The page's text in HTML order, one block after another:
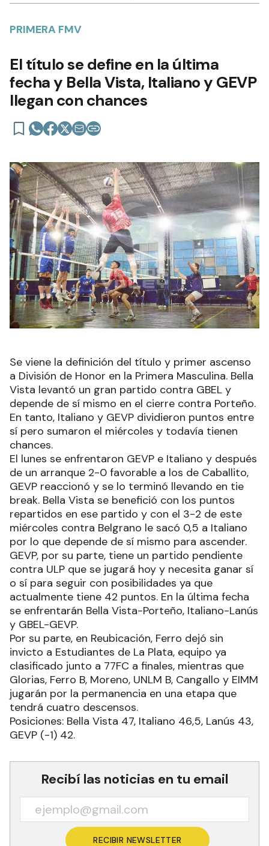
PRIMERA FMV
El título se define en la última
fecha y Bella Vista, Italiano y GEVP
llegan con chances
Se viene la definición del título y primer ascenso
a División de Honor en la Primera Masculina. Bella
Vista levantó un gran partido contra GBEL y
depende de sí mismo en el cierre contra Porteño.
En tanto, Italiano y GEVP dividieron puntos entre
sí pero sumaron el miércoles y todavía tienen
chances.
El lunes se enfrentaron GEVP e Italiano y después
de un arranque 2-0 favorable a los de Caballito,
GEVP reaccionó y se lo terminó llevando en tie
break. Bella Vista se benefició con los puntos
repartidos en ese partido y con el 3-2 de este
miércoles contra Belgrano le sacó 0,5 a Italiano
por lo que depende de sí mismo para ascender.
GEVP, por su parte, tiene un partido pendiente
contra ULP que se jugará hoy y necesita ganar sí
o sí para seguir con posibilidades ya que
actualmente tiene 42 puntos. En la última fecha
se enfrentarán Bella Vista-Porteño, Italiano-Lanús
y GBEL-GEVP.
Por su parte, en Reubicación, Ferro dejó sin
invicto a Estudiantes de La Plata, equipo ya
clasificado junto a 77FC a finales, mientras que
Glorias, Ferro B, Moreno, UNLM B, Cangallo y EIMM
jugarán por la permanencia en una etapa que
tendrá cuatro descensos.
Posiciones: Bella Vista 47, Italiano 46,5, Lanús 43,
GEVP (-1) 42.
Recibí las noticias en tu email
RECIBIR NEWSLETTER